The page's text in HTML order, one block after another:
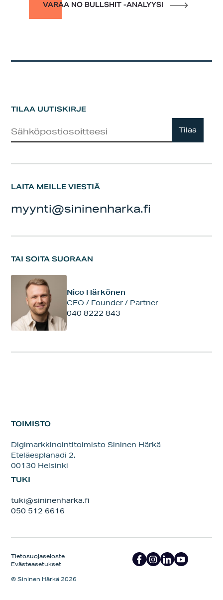
VARAA NO BULLSHIT -ANALYYSI
TILAA UUTISKIRJE
Tilaa
LAITA MEILLE VIESTIÄ
myynti@sininenharka.fi
TAI SOITA SUORAAN
Nico Härkönen
CEO / Founder / Partner
040 8222 843
TOIMISTO
Digimarkkinointitoimisto Sininen Härkä
Eteläesplanadi 2,
00130 Helsinki
TUKI
tuki@sininenharka.fi
050 512 6616
Tietosuojaseloste
Evästeasetukset
© Sininen Härkä 2026